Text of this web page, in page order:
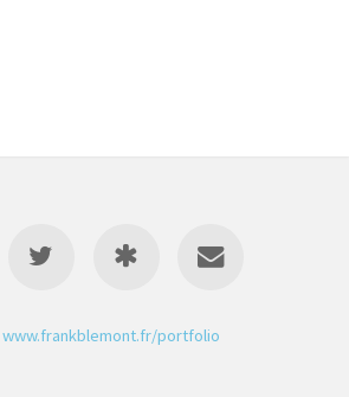
www.frankblemont.fr/portfolio